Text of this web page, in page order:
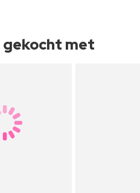
gekocht met